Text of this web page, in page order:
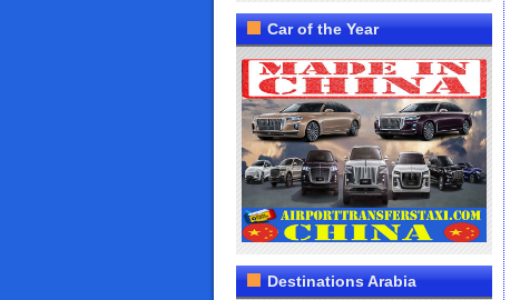
Car of the Year
Destinations Arabia